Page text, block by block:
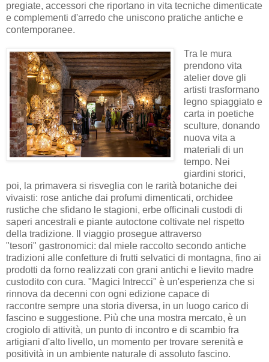
pregiate, accessori che riportano in vita tecniche dimenticate
e complementi d'arredo che uniscono pratiche antiche e
contemporanee.
Tra le mura
prendono vita
atelier dove gli
artisti trasformano
legno spiaggiato e
carta in poetiche
sculture, donando
nuova vita a
materiali di un
tempo. Nei
giardini storici,
poi, la primavera si risveglia con le rarità botaniche dei
vivaisti: rose antiche dai profumi dimenticati, orchidee
rustiche che sfidano le stagioni, erbe officinali custodi di
saperi ancestrali e piante autoctone coltivate nel rispetto
della tradizione. Il viaggio prosegue attraverso
"tesori" gastronomici: dal miele raccolto secondo antiche
tradizioni alle confetture di frutti selvatici di montagna, fino ai
prodotti da forno realizzati con grani antichi e lievito madre
custodito con cura. "Magici Intrecci" è un'esperienza che si
rinnova da decenni con ogni edizione capace di
raccontre sempre una storia diversa, in un luogo carico di
fascino e suggestione. Più che una mostra mercato, è un
crogiolo di attività, un punto di incontro e di scambio fra
artigiani d'alto livello, un momento per trovare serenità e
positività in un ambiente naturale di assoluto fascino.